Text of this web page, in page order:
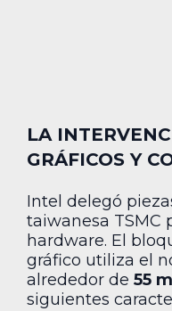
LA
GRÁFICOS Y
Intel delegó
taiwanesa TSMC
hardware. El
gráfico utiliza el
alrededor de 55
siguientes